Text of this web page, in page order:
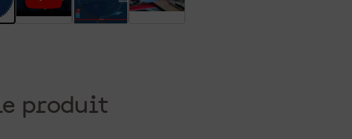
produit